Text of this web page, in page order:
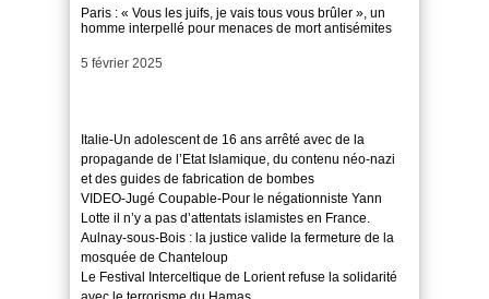
Paris : « Vous les juifs, je vais tous vous brûler », un
homme interpellé pour menaces de mort antisémites
Date
5 février 2025
Italie-Un adolescent de 16 ans arrêté avec de la
propagande de l’Etat Islamique, du contenu néo-nazi
et des guides de fabrication de bombes
VIDEO-Jugé Coupable-Pour le négationniste Yann
Lotte il n’y a pas d’attentats islamistes en France.
Aulnay-sous-Bois : la justice valide la fermeture de la
mosquée de Chanteloup
Le Festival Interceltique de Lorient refuse la solidarité